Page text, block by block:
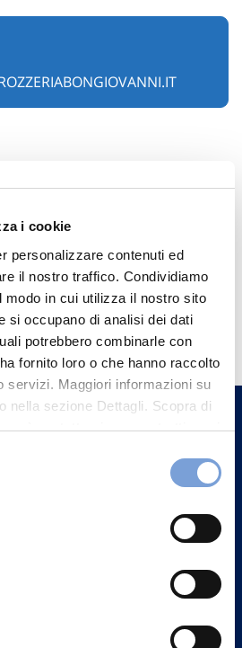
i cookie
personalizzare contenuti ed
il nostro traffico. Condividiamo
modo in cui utilizza il nostro sito
si occupano di analisi dei dati
potrebbero combinarle con
fornito loro o che hanno raccolto
servizi. Maggiori informazioni su
nella sezione Dettagli. Scopra di
può contattarci e come trattiamo i
sito nella sezione "Informativa
di
vicina a te e parla con